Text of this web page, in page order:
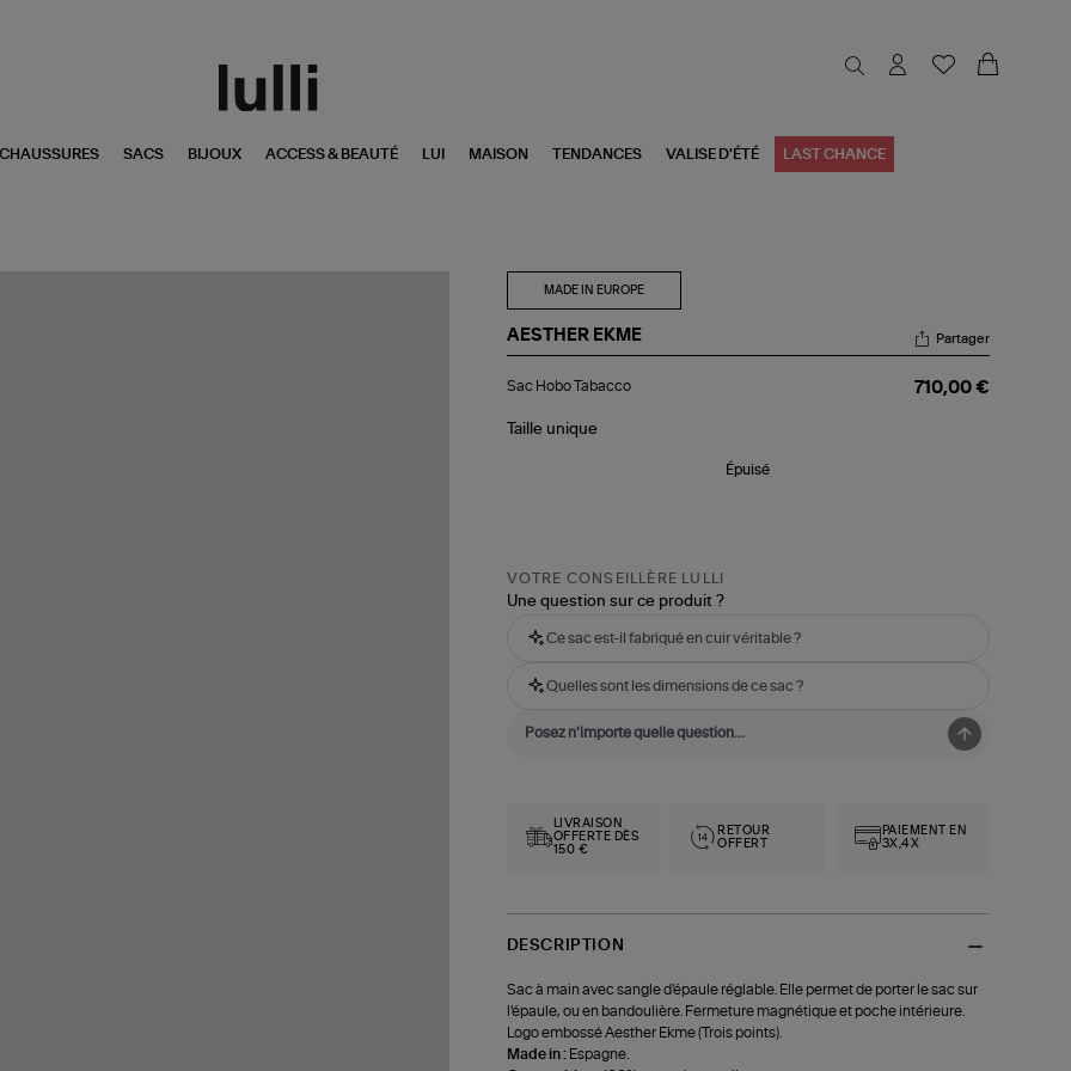
CHAUSSURES SACS BIJOUX ACCESS & BEAUTÉ LUI MAISON TENDANCES VALISE D'ÉTÉ LAST CHANCE
MADE IN EUROPE
AESTHER EKME
Hobo
Partager
Sac Hobo Tabacco 710,00 €
Taille unique
Épuisé
VOTRE CONSEILLÈRE LULLI
Une question sur ce produit ?
Ce sac est-il fabriqué en cuir véritable ?
Quelles sont les dimensions de ce sac ?
LIVRAISON
OFFERTE DÈS
150 €
RETOUR
OFFERT
PAIEMENT EN
3X,4X
DESCRIPTION
Sac à main avec sangle d'épaule réglable. Elle permet de porter le sac sur
l'épaule, ou en bandoulière. Fermeture magnétique et poche intérieure.
Logo embossé Aesther Ekme (Trois points).
Made in : Espagne.